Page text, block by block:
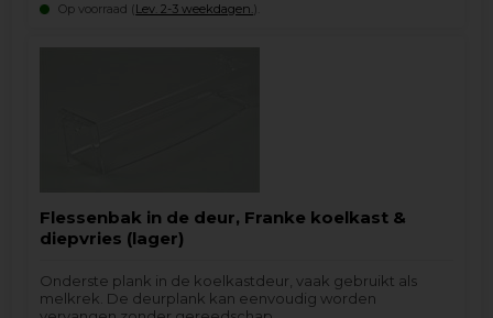
Op voorraad (Lev. 2-3 weekdagen. ).
Flessenbak in de deur, Franke koelkast &
diepvries (lager)
Onderste plank in de koelkastdeur, vaak gebruikt als
melkrek. De deurplank kan eenvoudig worden